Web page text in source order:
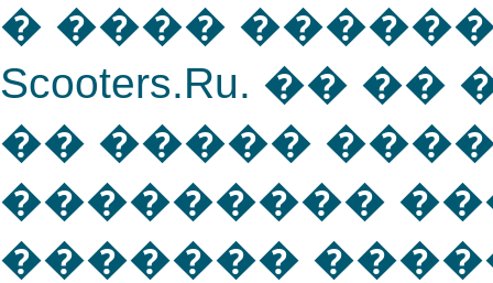
� ����
Scooters.Ru. ��
�� �����
���������
�������